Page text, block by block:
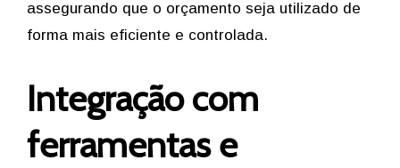
assegurando que o orçamento seja utilizado de
forma mais eficiente e controlada.
Integração com
ferramentas e